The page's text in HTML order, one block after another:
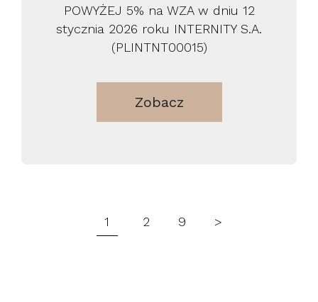
POWYŻEJ 5% na WZA w dniu 12
stycznia 2026 roku INTERNITY S.A.
(PLINTNT00015)
Zobacz
1 2 9 >